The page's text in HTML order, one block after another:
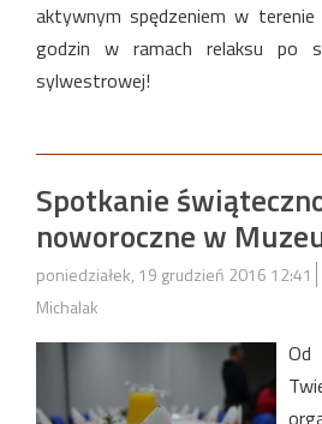
aktywnym spędzeniem w terenie
godzin w ramach relaksu po
sylwestrowej!
Spotkanie
noworoczne w
poniedziałek, 19 grudzień 2016 12:41
Michalak